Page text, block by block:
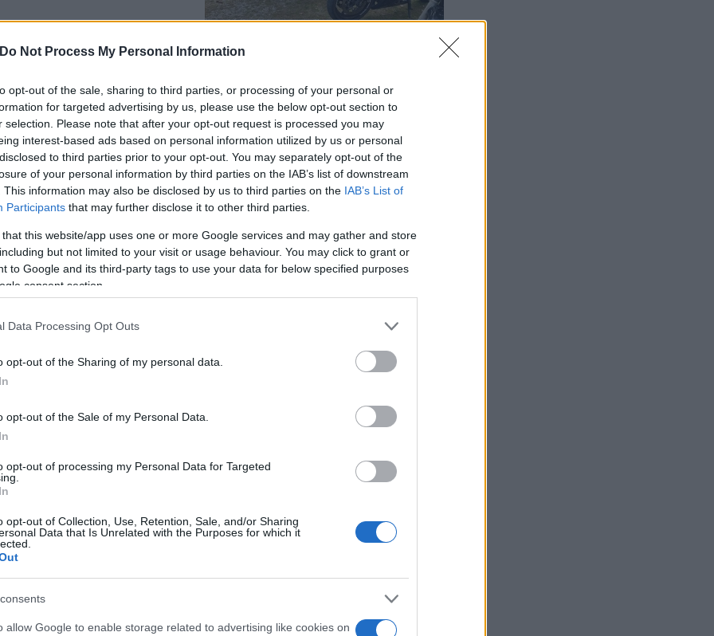
Do Not Process My Personal Information
opt-out of the sale, sharing to third parties, or processing of your personal or
for targeted advertising by us, please use the below opt-out section to
selection. Please note that after your opt-out request is processed you may
interest-based ads based on personal information utilized by us or personal
to third parties prior to your opt-out. You may separately opt-out of the
of your personal information by third parties on the IAB’s list of downstream
This information may also be disclosed by us to third parties on the IAB’s List of
Participants that may further disclose it to other third parties.
that this website/app uses one or more Google services and may gather and store
but not limited to your visit or usage behaviour. You may click to grant or
to Google and its third-party tags to use your data for below specified purposes
consent section.
Data Processing Opt Outs
opt-out of the Sharing of my personal data.
opt-out of the Sale of my Personal Data.
opt-out of processing my Personal Data for Targeted
opt-out of Collection, Use, Retention, Sale, and/or Sharing
Data that Is Unrelated with the Purposes for which it
allow Google to enable storage related to advertising like cookies on
- Το
Γιάννης
ζητούν